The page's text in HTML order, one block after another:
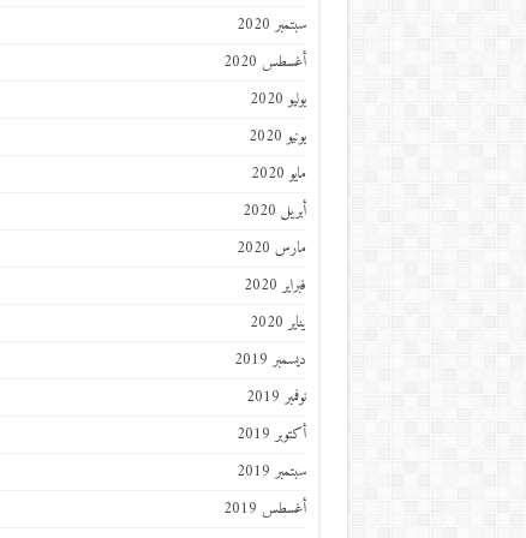
سبتمبر 2020
أغسطس 2020
يوليو 2020
يونيو 2020
مايو 2020
أبريل 2020
مارس 2020
فبراير 2020
يناير 2020
ديسمبر 2019
نوفمبر 2019
أكتوبر 2019
سبتمبر 2019
أغسطس 2019